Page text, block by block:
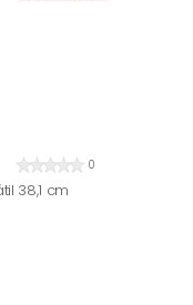
0
38,1 cm